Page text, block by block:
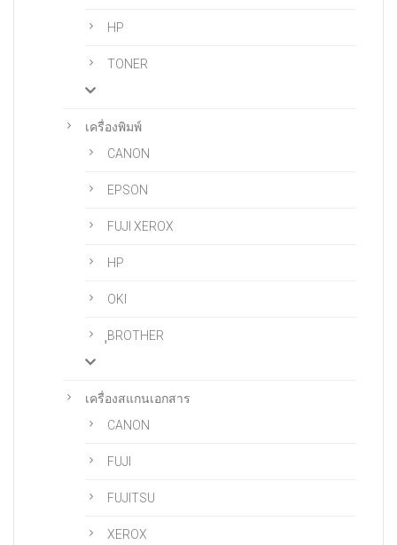
HP
TONER
เครื่องพิมพ์
CANON
EPSON
FUJI XEROX
HP
OKI
ฺฺBROTHER
เครื่องสแกนเอกสาร
CANON
FUJI
FUJITSU
XEROX